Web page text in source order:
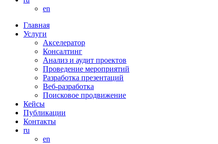
en
Главная
Услуги
Акселератор
Консалтинг
Анализ и аудит проектов
Проведение мероприятий
Разработка презентаций
Веб-разработка
Поисковое продвижение
Кейсы
Публикации
Контакты
ru
en